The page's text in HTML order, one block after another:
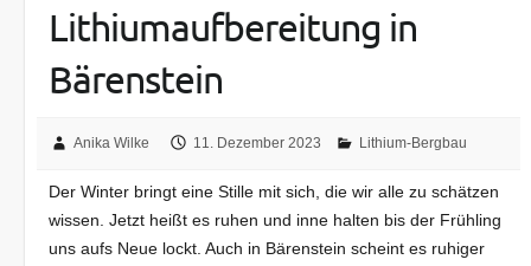
Lithiumaufbereitung in
Bärenstein
Anika Wilke 11. Dezember 2023 Lithium-Bergbau
Der Winter bringt eine Stille mit sich, die wir alle zu schätzen
wissen. Jetzt heißt es ruhen und inne halten bis der Frühling
uns aufs Neue lockt. Auch in Bärenstein scheint es ruhiger